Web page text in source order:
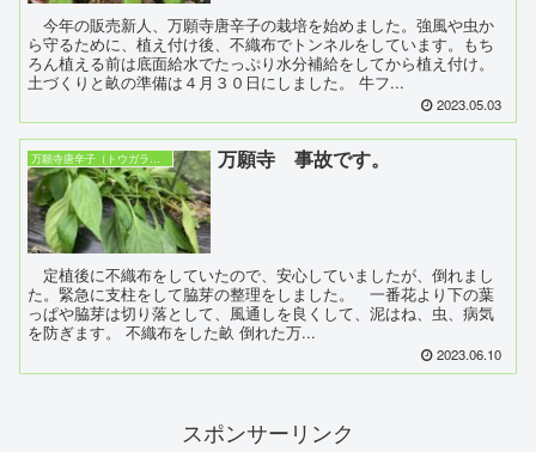
今年の販売新人、万願寺唐辛子の栽培を始めました。強風や虫か
ら守るために、植え付け後、不織布でトンネルをしています。もち
ろん植える前は底面給水でたっぷり水分補給をしてから植え付け。
土づくりと畝の準備は４月３０日にしました。 牛フ...
2023.05.03
万願寺唐辛子（トウガラシ23） 万願寺 事故です。
定植後に不織布をしていたので、安心していましたが、倒れまし
た。緊急に支柱をして脇芽の整理をしました。 一番花より下の葉
っぱや脇芽は切り落として、風通しを良くして、泥はね、虫、病気
を防ぎます。 不織布をした畝 倒れた万...
2023.06.10
スポンサーリンク